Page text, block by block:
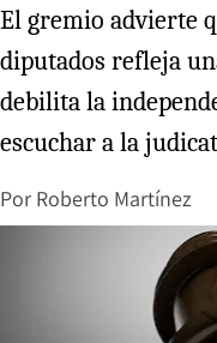
El gremio advierte
diputados refleja
debilita la
escuchar a la
Por Roberto Martínez